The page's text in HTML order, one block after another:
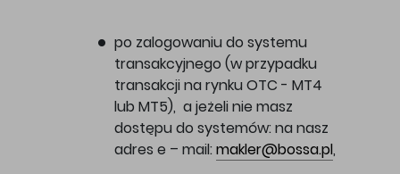
po zalogowaniu do systemu
transakcyjnego (w przypadku
transakcji na rynku OTC - MT4
lub MT5), a jeżeli nie masz
dostępu do systemów: na nasz
adres e – mail: makler@bossa.pl,